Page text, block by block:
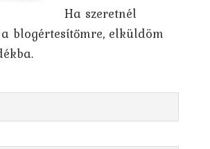
Ha szeretnél
blogértesítőmre, elküldöm